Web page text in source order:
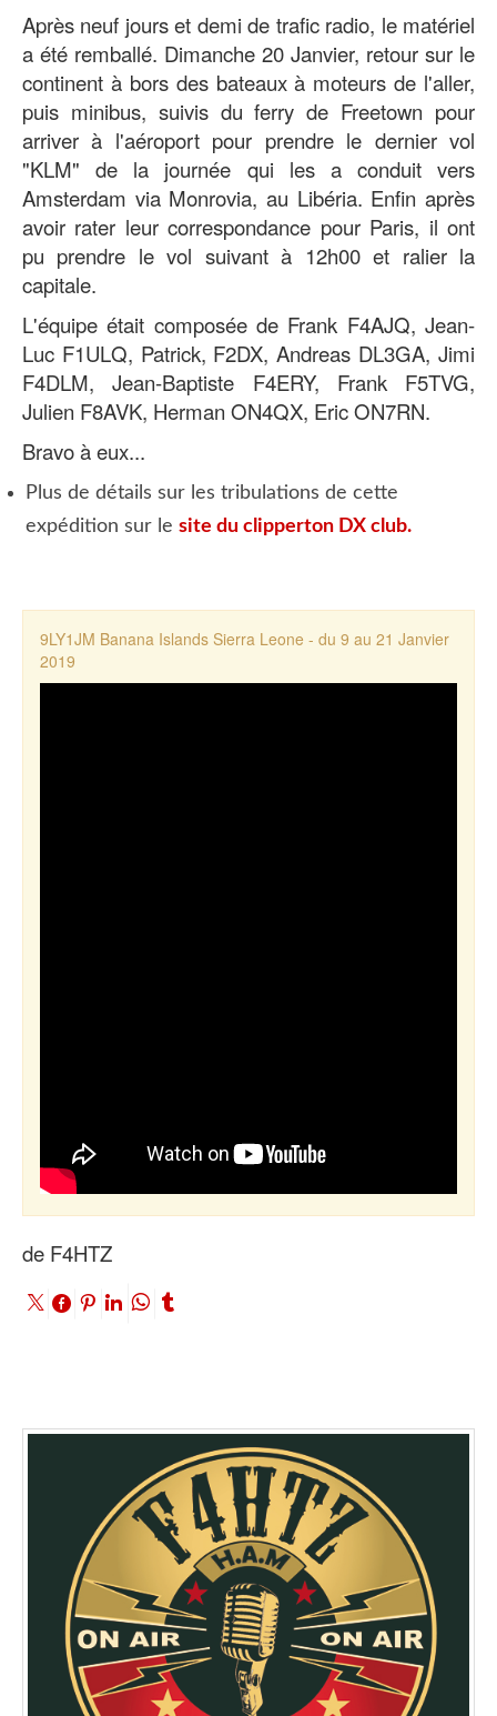
Après neuf jours et demi de trafic radio, le matériel
a été remballé. Dimanche 20 Janvier, retour sur le
continent à bors des bateaux à moteurs de l'aller,
puis minibus, suivis du ferry de Freetown pour
arriver à l'aéroport pour prendre le dernier vol
"KLM" de la journée qui les a conduit vers
Amsterdam via Monrovia, au Libéria. Enfin après
avoir rater leur correspondance pour Paris, il ont
pu prendre le vol suivant à 12h00 et ralier la
capitale.
L'équipe était composée de Frank F4AJQ, Jean-
Luc F1ULQ, Patrick, F2DX, Andreas DL3GA, Jimi
F4DLM, Jean-Baptiste F4ERY, Frank F5TVG,
Julien F8AVK, Herman ON4QX, Eric ON7RN.
Bravo à eux...
Plus de détails sur les tribulations de cette
expédition sur le site du clipperton DX club.
9LY1JM Banana Islands Sierra Leone - du 9 au 21 Janvier
2019
de F4HTZ